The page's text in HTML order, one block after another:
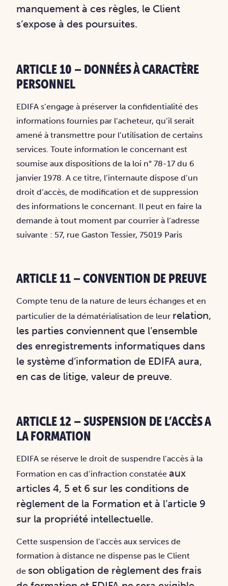
manquement à ces règles, le Client
s’expose à des poursuites.
ARTICLE 10 – DONNÉES À CARACTÈRE
PERSONNEL
EDIFA s’engage à préserver la confidentialité des
informations fournies par l’acheteur, qu’il serait
amené à transmettre pour l’utilisation de certains
services. Toute information le concernant est
soumise aux dispositions de la loi n° 78-17 du 6
janvier 1978. A ce titre, l’internaute dispose d’un
droit d’accès, de modification et de suppression
des informations le concernant. Il peut en faire la
demande à tout moment par courrier à l’adresse
suivante : 57, rue Gaston Tessier, 75019 Paris
ARTICLE 11 – CONVENTION DE PREUVE
Compte tenu de la nature de leurs échanges et en
particulier de la dématérialisation de leur relation,
les parties conviennent que l’ensemble
des enregistrements informatiques dans
le système d’information de EDIFA aura,
en cas de litige, valeur de preuve.
ARTICLE 12 – SUSPENSION DE L’ACCÈS A
LA FORMATION
EDIFA se réserve le droit de suspendre l’accès à la
Formation en cas d’infraction constatéeaux
articles 4, 5 et 6 sur les conditions de
règlement de la Formation et à l’article 9
sur la propriété intellectuelle.
Cette suspension de l’accès aux services de
formation à distance ne dispense pas le Client
de son obligation de règlement des frais